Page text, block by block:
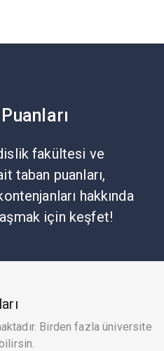
fakültesi ve
taban puanları,
hakkında
için keşfet!
Birden fazla üniversite